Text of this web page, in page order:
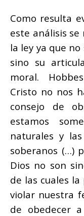
Como resulta
este análisis
la ley ya que
sino su
moral.
Cristo no nos
consejo de
estamos
naturales y
soberanos (…)
Dios no son
de las cuales
violar nuestra
de obedecer